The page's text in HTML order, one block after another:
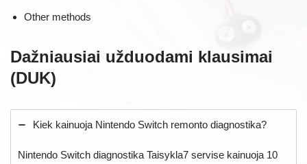
Other methods
Dažniausiai užduodami klausimai
(DUK)
Kiek kainuoja Nintendo Switch remonto diagnostika?
Nintendo Switch diagnostika Taisykla7 servise kainuoja 10